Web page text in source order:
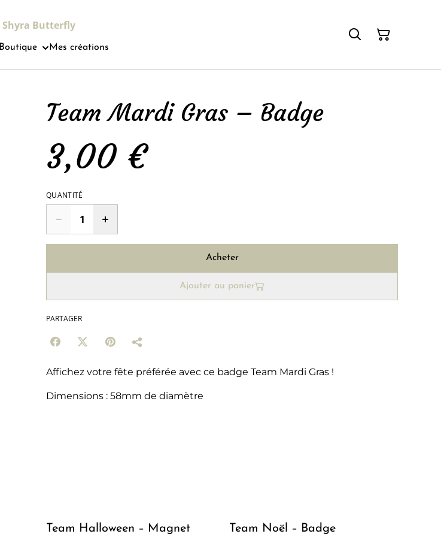
Shyra Butterfly
Boutique Mes créations
Team Mardi Gras – Badge
3,00 €
QUANTITÉ
Acheter
Ajouter au panier
PARTAGER
Affichez votre fête préférée avec ce badge Team Mardi Gras !
Dimensions : 58mm de diamètre
Team Halloween – Magnet Team Noël – Badge